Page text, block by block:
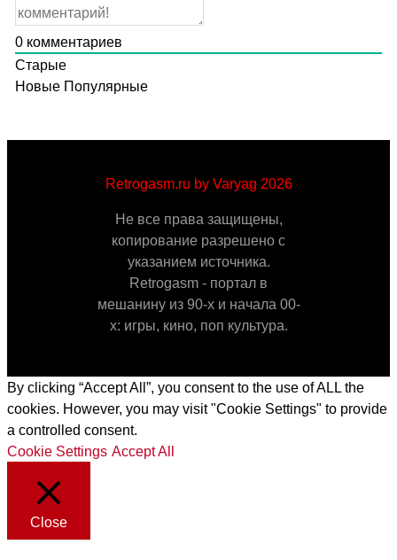
0комментариев
Старые
Новые Популярные
Retrogasm.ru by Varyag 2026
Не все права защищены,
копирование разрешено с
указанием источника.
Retrogasm - портал в
мешанину из 90-х и начала 00-
х: игры, кино, поп культура.
By clicking “Accept All”, you consent to the use of ALL the
cookies. However, you may visit "Cookie Settings" to provide
a controlled consent.
Cookie Settings Accept All
Close